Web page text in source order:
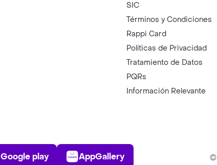
SIC
Términos y Condiciones
Rappi Card
Políticas de Privacidad
Tratamiento de Datos
PQRs
Información Relevante
Play Store
Google play
AppGallery
AppGallery ©